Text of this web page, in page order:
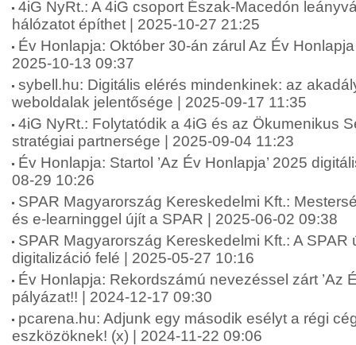
4iG NyRt.: A 4iG csoport Észak-Macedón
hálózatot építhet | 2025-10-27 21:25
Év Honlapja: Október 30-án zárul Az Év
2025-10-13 09:37
sybell.hu: Digitális elérés mindenkinek: az
weboldalak jelentősége | 2025-09-17 11:35
4iG NyRt.: Folytatódik a 4iG és az Ökumenikus
stratégiai partnersége | 2025-09-04 11:23
Év Honlapja: Startol ’Az Év Honlapja’ 2025
08-29 10:26
SPAR Magyarország Kereskedelmi Kft.:
és e-learninggel újít a SPAR | 2025-06-02 09:38
SPAR Magyarország Kereskedelmi Kft.: A SPAR
digitalizáció felé | 2025-05-27 10:16
Év Honlapja: Rekordszámú nevezéssel zárt ’Az
pályázat!! | 2024-12-17 09:30
pcarena.hu: Adjunk egy második esélyt a régi
eszközöknek! (x) | 2024-11-22 09:06